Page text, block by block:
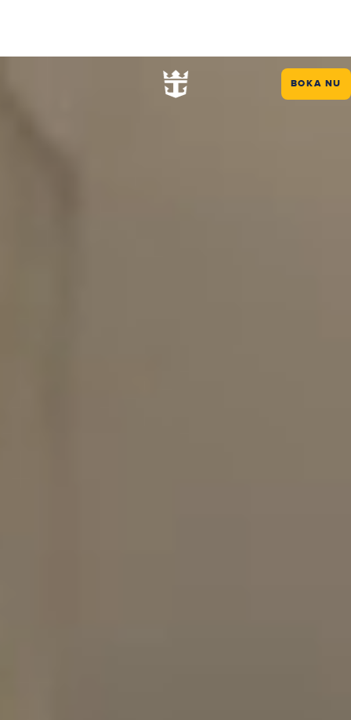
BOKA NU